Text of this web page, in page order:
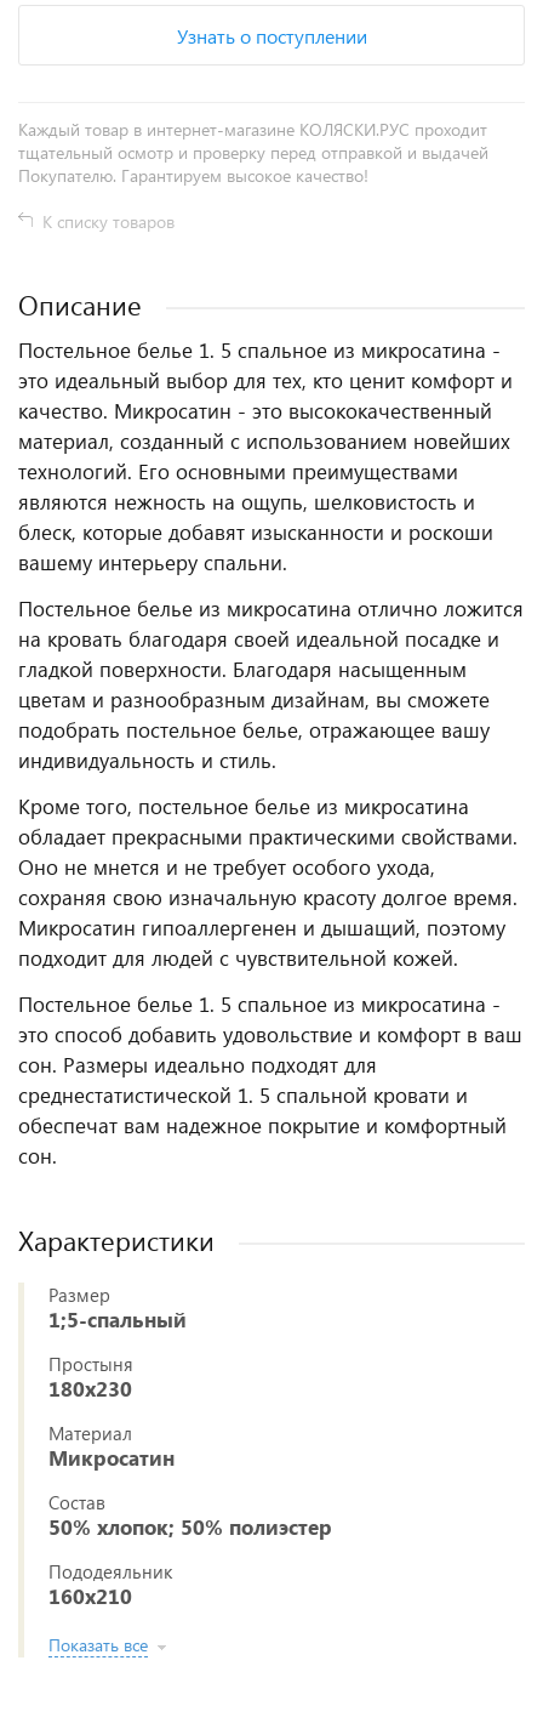
Узнать о поступлении
Каждый товар в интернет-магазине КОЛЯСКИ.РУС проходит
тщательный осмотр и проверку перед отправкой и выдачей
Покупателю. Гарантируем высокое качество!
К списку товаров
Описание
Постельное белье 1. 5 спальное из микросатина -
это идеальный выбор для тех, кто ценит комфорт и
качество. Микросатин - это высококачественный
материал, созданный с использованием новейших
технологий. Его основными преимуществами
являются нежность на ощупь, шелковистость и
блеск, которые добавят изысканности и роскоши
вашему интерьеру спальни.
Постельное белье из микросатина отлично ложится
на кровать благодаря своей идеальной посадке и
гладкой поверхности. Благодаря насыщенным
цветам и разнообразным дизайнам, вы сможете
подобрать постельное белье, отражающее вашу
индивидуальность и стиль.
Кроме того, постельное белье из микросатина
обладает прекрасными практическими свойствами.
Оно не мнется и не требует особого ухода,
сохраняя свою изначальную красоту долгое время.
Микросатин гипоаллергенен и дышащий, поэтому
подходит для людей с чувствительной кожей.
Постельное белье 1. 5 спальное из микросатина -
это способ добавить удовольствие и комфорт в ваш
сон. Размеры идеально подходят для
среднестатистической 1. 5 спальной кровати и
обеспечат вам надежное покрытие и комфортный
сон.
Характеристики
Размер
1;5-спальный
Простыня
180x230
Материал
Микросатин
Состав
50% хлопок; 50% полиэстер
Пододеяльник
160x210
Показать все